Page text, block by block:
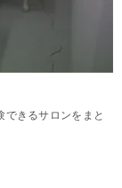
できるサロンをまと